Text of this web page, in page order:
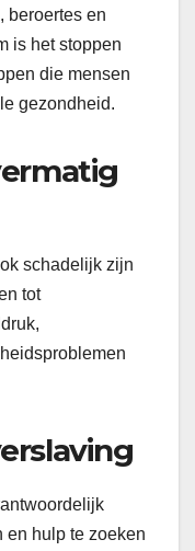
beroertes en
is het stoppen
die mensen
gezondheid.
schadelijk zijn
tot
en hulp te zoeken